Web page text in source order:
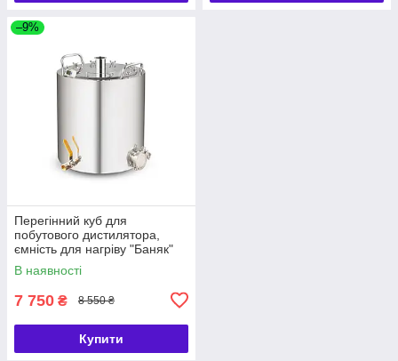
–9%
Перегінний куб для
побутового дистилятора,
ємність для нагріву "Баняк"
58л. горловина 250 мм.
кламп 1,5″/2″
В наявності
7 750 ₴ 8 550 ₴
Купити